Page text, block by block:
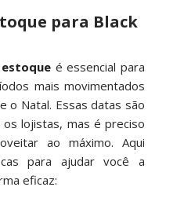
para Black
é essencial para
mais movimentados
o Natal. Essas datas são
lojistas, mas é preciso
ao máximo. Aqui
para ajudar você a
eficaz: